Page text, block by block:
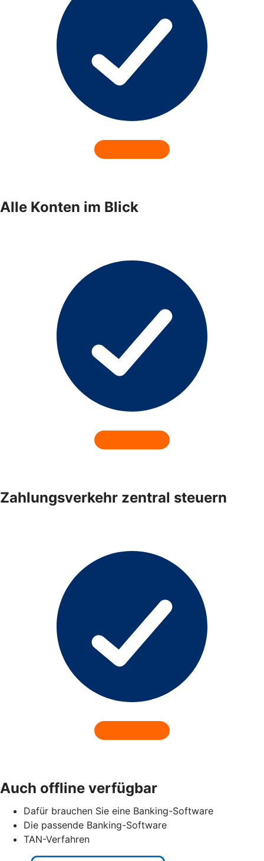
Alle Konten im Blick
Zahlungsverkehr zentral steuern
Auch offline verfügbar
Dafür brauchen Sie eine Banking-Software
Die passende Banking-Software
TAN-Verfahren